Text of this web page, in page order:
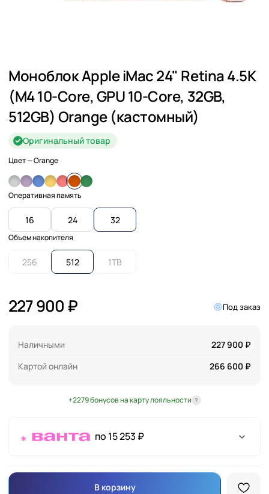
Моноблок Apple iMac 24" Retina 4.5K
(M4 10-Core, GPU 10-Core, 32GB,
512GB) Orange (кастомный)
Оригинальный товар
Цвет— Orange
Оперативная память
16 24 32
Объем накопителя
256 512 1TB
227 900 ₽ Под заказ
Наличными
227 900 ₽
Картой онлайн
266 600 ₽
+2279 бонусов на карту лояльности ?
по 15 253 ₽
В корзину